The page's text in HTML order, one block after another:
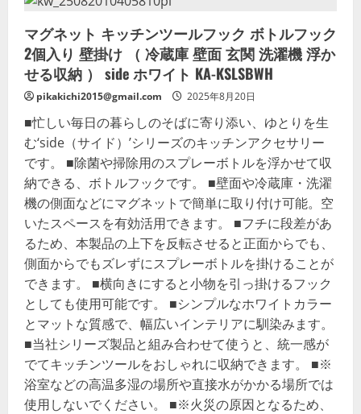
型
ロ
ー
ゼ
ッ
気
浄
機
CLOSET
MATE
ク
ロ
ー
ゼ
ッ
ト
メ
イ
ト
CLOMTEWH
の
詳
細
を
ご
覧
く
だ
さ
い
マグネット キッチンツールフック ボトルフック
2個入り 壁掛け （ 冷蔵庫 壁面 玄関 洗濯機 浮か
せる収納 ） side ホワイト KA-KSLSBWH
pikakichi2015@gmail.com 2025年8月20日
■忙しい毎日の暮らしのそばに寄り添い、ゆとりを生
む‘side（サイド）’シリーズのキッチンアクセサリー
です。 ■除菌や掃除用のスプレーボトルを浮かせて収
納できる、ボトルフックです。 ■壁面や冷蔵庫・洗濯
機の側面などにマグネットで簡単に取り付け可能。空
いたスペースを有効活用できます。 ■フチに段差があ
るため、本製品の上下を反転させると正面からでも、
側面からでもズレずにスプレーボトルを掛けることが
できます。 ■横向きにすると小物を引っ掛けるフック
としても使用可能です。 ■シンプルなホワイトカラー
とマットな質感で、幅広いインテリアに馴染みます。
■当社シリーズ製品と組み合わせて使うと、統一感が
でてキッチンツールをおしゃれに収納できます。 ■※
浴室などの高温多湿の場所や直接水がかかる場所では
使用しないでください。 ■※火災の原因となるため、